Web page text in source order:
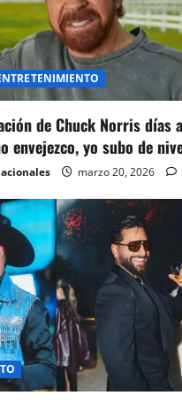
de Chuck Norris días
envejezco, yo subo de
marzo 20, 2026